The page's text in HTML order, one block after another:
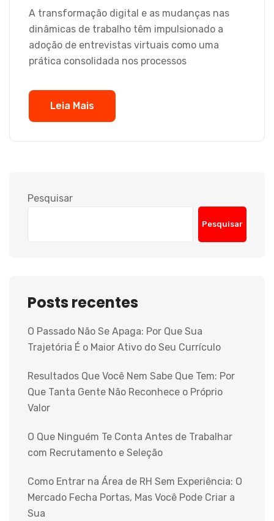
A transformação digital e as mudanças nas
dinâmicas de trabalho têm impulsionado a
adoção de entrevistas virtuais como uma
prática consolidada nos processos
Leia Mais
Pesquisar
Pesquisar
Posts recentes
O Passado Não Se Apaga: Por Que Sua
Trajetória É o Maior Ativo do Seu Currículo
Resultados Que Você Nem Sabe Que Tem: Por
Que Tanta Gente Não Reconhece o Próprio
Valor
O Que Ninguém Te Conta Antes de Trabalhar
com Recrutamento e Seleção
Como Entrar na Área de RH Sem Experiência: O
Mercado Fecha Portas, Mas Você Pode Criar a
Sua